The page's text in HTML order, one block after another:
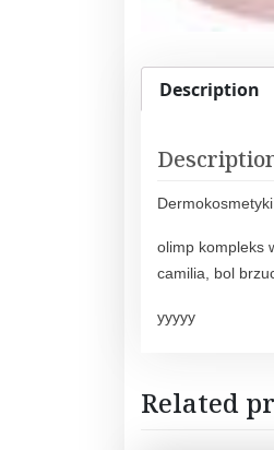
Description
Dermokosmetyki
olimp kompleks
camilia, bol
yyyyy
Related